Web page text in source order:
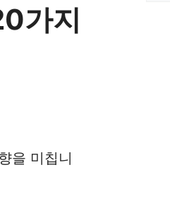
가지
을 미칩니